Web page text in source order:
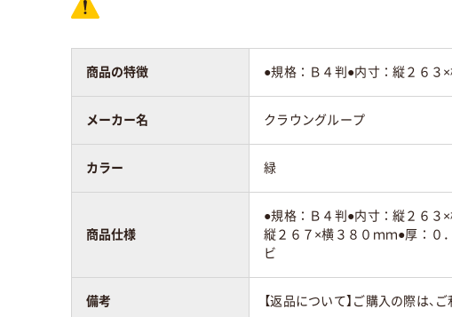
商品の特徴 ●規格：Ｂ４判●内寸：縦２６３
メーカー名 クラウングループ
カラー 緑
商品仕様
●規格：Ｂ４判●内寸：縦２６３
縦２６７×横３８０ｍｍ●厚：０
ビ
備考 【返品について】ご購入の際は、